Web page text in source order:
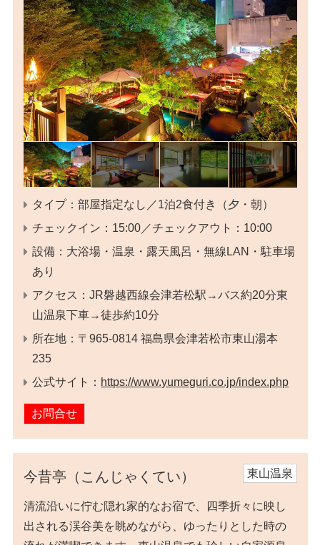
タイプ：部屋指定なし／1泊2食付き（夕・朝）
チェックイン：15:00／チェックアウト：10:00
設備：大浴場・温泉・露天風呂・無線LAN・駐車場
あり
アクセス：JR磐越西線会津若松駅→バス約20分東
山温泉下車→徒歩約10分
所在地：〒965-0814 福島県会津若松市東山湯本
235
公式サイト： https://www.yumeguri.co.jp/index.php
お問合せ
今昔亭（こんじゃくてい） 東山温泉
清流沿いに佇む隠れ家的なお宿で、四季折々に映し
出される渓谷美を眺めながら、ゆったりとした時の